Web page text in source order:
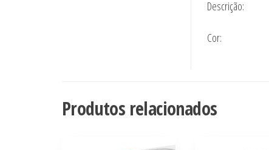
Descrição:
Cor:
Produtos relacionados